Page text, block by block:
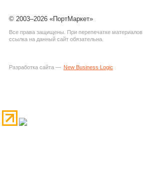
© 2003–2026 «ПортМаркет»
Все права защищены. При перепечатке материалов
ссылка на данный сайт обязательна.
Разработка сайта — New Business Logic